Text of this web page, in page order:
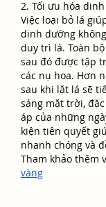
2. Tối ưu hóa
Việc loại bỏ lá
dinh dưỡng
duy trì lá. Toàn
sau đó được tập
các nụ hoa. Hơn
sau khi lặt lá sẽ
sáng mặt trời,
áp của những
kiện tiên quyết
nhanh chóng và
Tham khảo thêm
vàng